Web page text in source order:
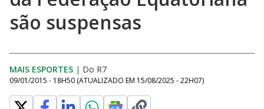
são suspensas
MAIS ESPORTES | Do R7
09/01/2015 - 18H50 (ATUALIZADO EM 15/08/2025 - 22H07)